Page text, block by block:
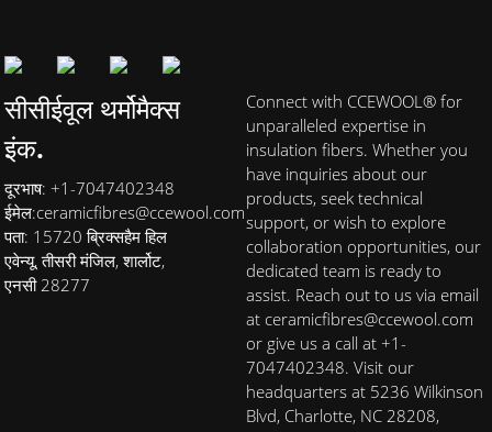
सीसीईवूल थर्मोमैक्स
इंक.
दूरभाष: +1-7047402348
ईमेल:ceramicfibres@ccewool.com
पता: 15720 ब्रिक्सहैम हिल
एवेन्यू, तीसरी मंजिल, शार्लोट,
एनसी 28277
Connect with CCEWOOL® for
unparalleled expertise in
insulation fibers. Whether you
have inquiries about our
products, seek technical
support, or wish to explore
collaboration opportunities, our
dedicated team is ready to
assist. Reach out to us via email
at ceramicfibres@ccewool.com
or give us a call at +1-
7047402348. Visit our
headquarters at 5236 Wilkinson
Blvd, Charlotte, NC 28208,